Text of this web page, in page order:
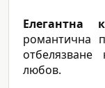
Елегантна
романтична
любов.